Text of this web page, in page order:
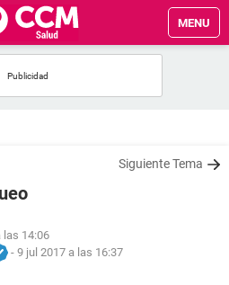
MENU
Siguiente Tema
las 14:06
- 9 jul 2017 a las 16:37